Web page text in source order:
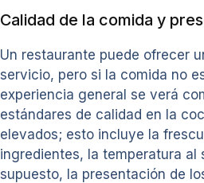
Calidad de la comida y
Un restaurante puede ofrecer
servicio, pero si la comida no
experiencia general se verá
estándares de calidad en la
elevados; esto incluye la
ingredientes, la temperatura al
supuesto, la presentación de